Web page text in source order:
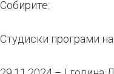
Собирите:
Студиски програми